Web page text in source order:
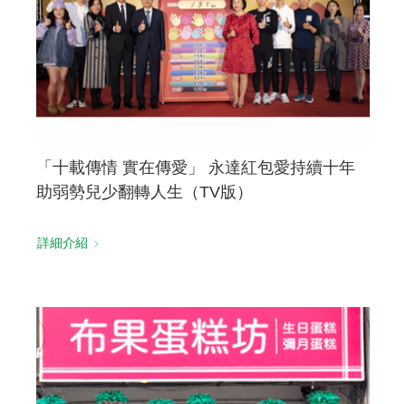
「十載傳情 實在傳愛」 永達紅包愛持續十年
助弱勢兒少翻轉人生（TV版）
詳細介紹